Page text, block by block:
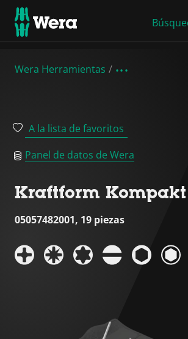
Wera Herramientas
A la lista de favoritos
Panel de datos de Wera
Kraftform Kompakt
05057482001, 19 piezas